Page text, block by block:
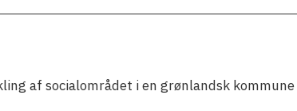
af socialområdet i en grønlandsk kommune